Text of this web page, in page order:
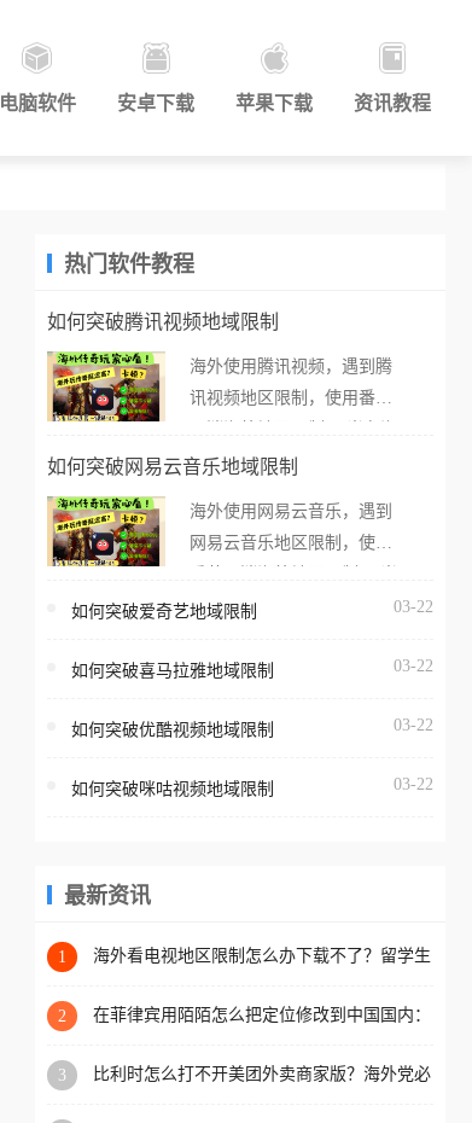
电脑软件 安卓下载 苹果下载 资讯教程
热门软件教程
如何突破腾讯视频地域限制
海外使用腾讯视频，遇到腾
讯视频地区限制，使用番茄
外打开腾讯视频，却突然弹
地区无法播放”的提示语。
海外用户如香港、澳门、台
亚、欧洲等国家和地区时，
台一样，出现地区及版权限
地区播放。 遇到这个问题的
区工作、留学、定居等，都
权限制所困扰。
如何突破网易云音乐地域限制
海外使用网易云音乐，遇到
网易云音乐地区限制，使用
在海外打开网易云音乐，却
所在的地区无法播放”的提示
门、台湾、美国、加拿大、
区时，网易云音乐也会像其
回国加速器，即可解决「海
版权限制」的问题，无论人
国、加拿大、澳大利亚、欧
如何突破爱奇艺地域限制 03-22
如何突破喜马拉雅地域限制 03-22
如何突破优酷视频地域限制 03-22
如何突破咪咕视频地域限制 03-22
最新资讯
1
海外看电视地区限制怎么办下载不了？留学生
2
在菲律宾用陌陌怎么把定位修改到中国国内：
3
比利时怎么打不开美团外卖商家版？海外党必